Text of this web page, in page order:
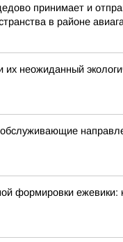
принимает и
в районе
их неожиданный
формировки ежевики: